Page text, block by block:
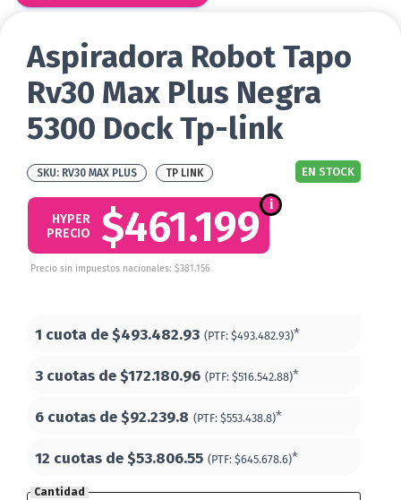
Aspiradora Robot Tapo
Rv30 Max Plus Negra
5300 Dock Tp-link
RV30 MAX PLUS EN STOCK
TP LINK
$461.199
HYPER
PRECIO
Precio sin impuestos nacionales: $381.156
1 cuota de$493.482.93 (PTF: $493.482.93)*
3 cuotas de$172.180.96 (PTF: $516.542.88)*
6 cuotas de$92.239.8 (PTF: $553.438.8)*
12 cuotas de$53.806.55 (PTF: $645.678.6)*
Cantidad